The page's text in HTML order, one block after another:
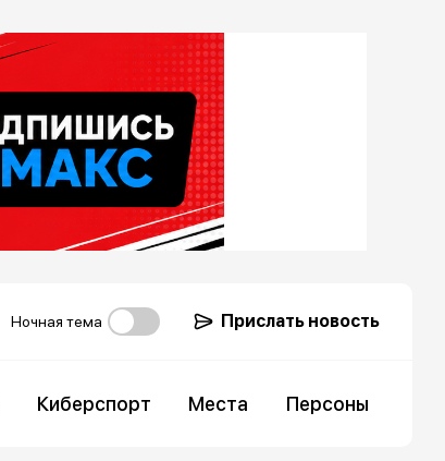
Ночная тема Прислать новость
Киберспорт Места Персоны